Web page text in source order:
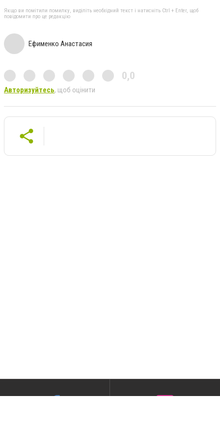
Якщо ви помітили помилку, виділіть необхідний текст і натисніть Ctrl + Enter, щоб
повідомити про це редакцію
Ефименко Анастасия
0,0
Авторизуйтесь, щоб оцінити